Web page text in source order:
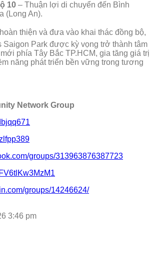
10 – Thuận lợi di chuyển đến Bình
(Long An).
thiện và đưa vào khai thác đồng bộ,
Saigon Park được kỳ vọng trở thành tâm
phía Tây Bắc TP.HCM, gia tăng giá trị
năng phát triển bền vững trong tương
Network Group
groups/313963876387723
groups/14246624/
3:46 pm